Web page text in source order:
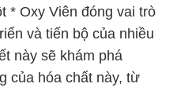
* Oxy Viên đóng vai trò
và tiến bộ của nhiều
này sẽ khám phá
của hóa chất này, từ